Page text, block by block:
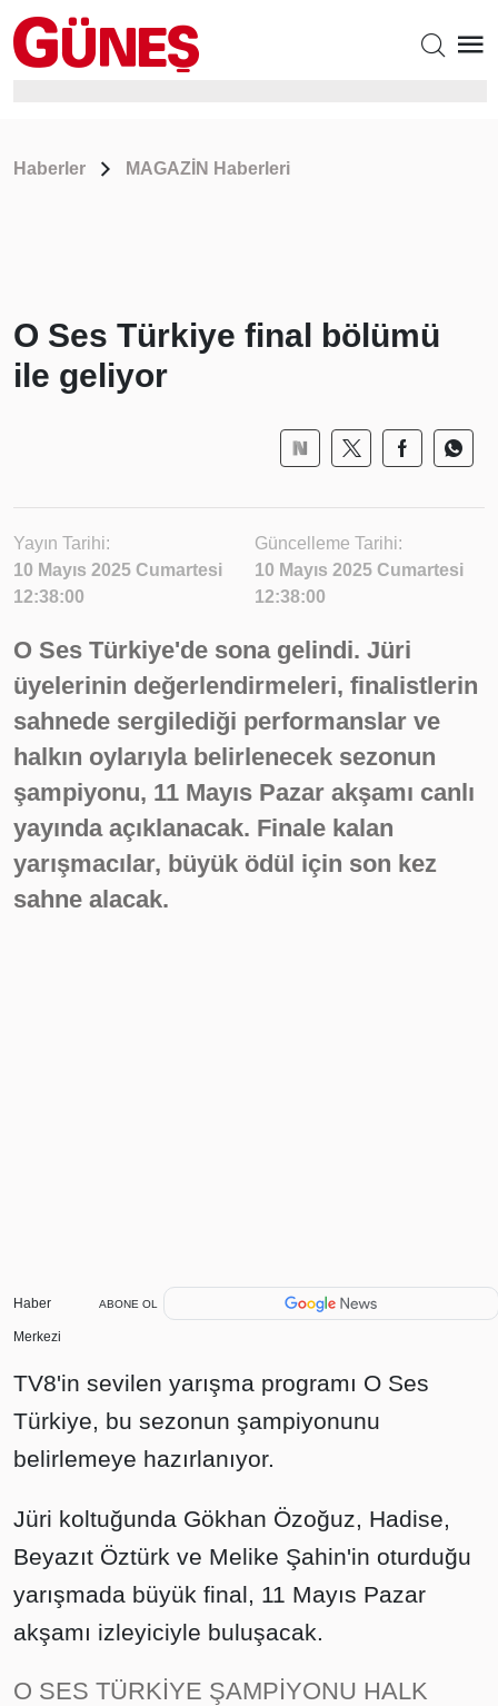
Haberler MAGAZİN Haberleri
O Ses Türkiye final bölümü
ile geliyor
Yayın Tarihi:
10 Mayıs 2025 Cumartesi
12:38:00
Güncelleme Tarihi:
10 Mayıs 2025 Cumartesi
12:38:00
O Ses Türkiye'de sona gelindi. Jüri
üyelerinin değerlendirmeleri, finalistlerin
sahnede sergilediği performanslar ve
halkın oylarıyla belirlenecek sezonun
şampiyonu, 11 Mayıs Pazar akşamı canlı
yayında açıklanacak. Finale kalan
yarışmacılar, büyük ödül için son kez
sahne alacak.
Haber
Merkezi
ABONE OL
TV8'in sevilen yarışma programı O Ses
Türkiye, bu sezonun şampiyonunu
belirlemeye hazırlanıyor.
Jüri koltuğunda Gökhan Özoğuz, Hadise,
Beyazıt Öztürk ve Melike Şahin'in oturduğu
yarışmada büyük final, 11 Mayıs Pazar
akşamı izleyiciyle buluşacak.
O SES TÜRKİYE ŞAMPİYONU HALK